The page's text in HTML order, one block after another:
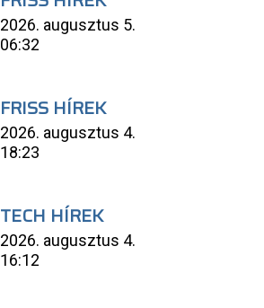
2026. augusztus 5.
06:32
FRISS HÍREK
2026. augusztus 4.
18:23
TECH HÍREK
2026. augusztus 4.
16:12